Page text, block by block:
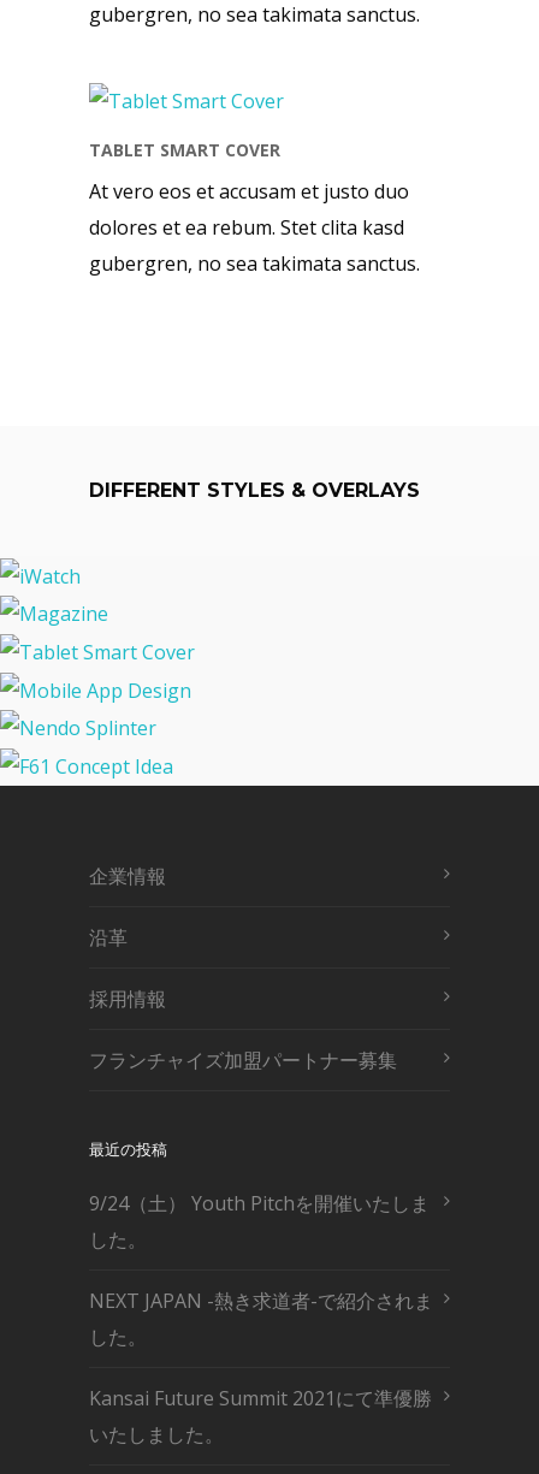
gubergren, no sea takimata sanctus.
TABLET SMART COVER
At vero eos et accusam et justo duo
dolores et ea rebum. Stet clita kasd
gubergren, no sea takimata sanctus.
DIFFERENT STYLES & OVERLAYS
iWatch
Magazine
Tablet Smart Cover
Mobile App Design
企業情報
沿革
採用情報
フランチャイズ加盟パートナー募集
最近の投稿
9/24（土） Youth Pitchを開催いたしま
した。
NEXT JAPAN -熱き求道者-で紹介されま
した。
Kansai Future Summit 2021にて準優勝
いたしました。